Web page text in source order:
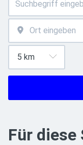
Für diese